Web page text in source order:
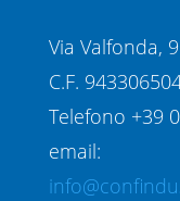
Via Valfonda,
C.F.
Telefono +39
email: